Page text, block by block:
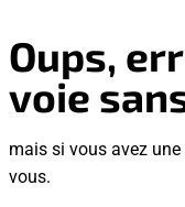
Oups,
voie
mais si vous avez
vous.